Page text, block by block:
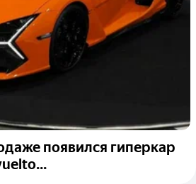
появился гиперкар